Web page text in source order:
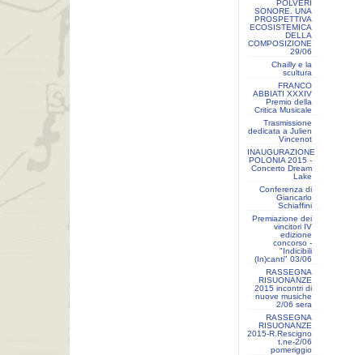
POLVERI
SONORE. UNA
PROSPETTIVA
ECOSISTEMICA
DELLA
COMPOSIZIONE
29/06
Chailly e la
scultura
FRANCO
ABBIATI XXXIV
Premio della
Critica Musicale
Trasmissione
dedicata a Julien
Vincenot
INAUGURAZIONE
POLONIA 2015 -
Concerto Dream
Lake
Conferenza di
Giancarlo
Schiaffini
Premiazione dei
vincitori IV
edizione
concorso -
"Indicibili
(In)canti" 03/06
RASSEGNA
RISUONANZE
2015 incontri di
nuove musiche
2/06 sera
RASSEGNA
RISUONANZE
2015-R.Rescigno
t.ne-2/06
pomeriggio